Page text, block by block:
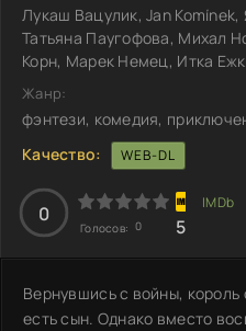
Лукаш Вацулик, Jan
Татьяна Паугофова, Михал
Корн, Марек Немец, Итка
Жанр:
фэнтези, комедия,
Качество:
WEB-DL
0
Голосов: 0 5
Вернувшись с войны, король
есть сын. Однако вместо